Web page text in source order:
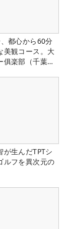
都心から60分
美観コース。大
俱楽部（千葉
が生んだTPTシ
ルフを異次元の